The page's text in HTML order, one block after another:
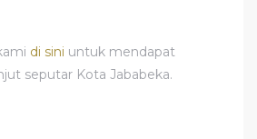
di sini untuk mendapat
seputar Kota Jababeka.